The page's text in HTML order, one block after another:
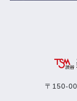
〒150-